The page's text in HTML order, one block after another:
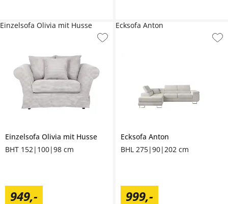
Einzelsofa Olivia mit Husse
BHT 152|100|98 cm
949,-
Einzelsofa Olivia mit Husse
Ecksofa Anton
BHL 275|90|202 cm
999,-
Ecksofa Anton